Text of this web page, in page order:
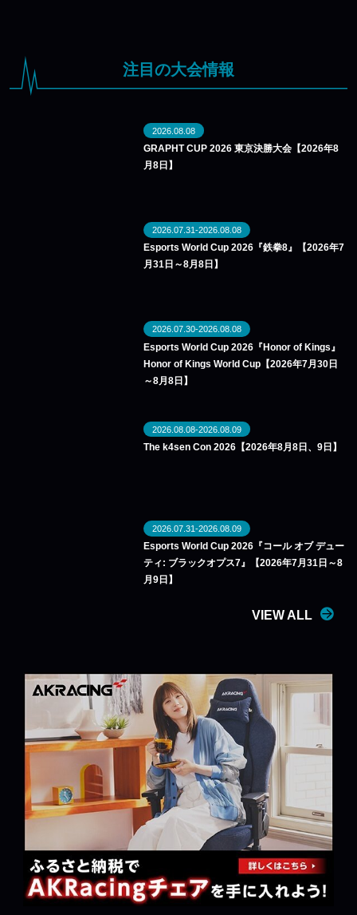
注目の大会情報
2026.08.08
GRAPHT CUP 2026 東京決勝大会【2026年8
月8日】
2026.07.31-2026.08.08
Esports World Cup 2026『鉄拳8』【2026年7
月31日～8月8日】
2026.07.30-2026.08.08
Esports World Cup 2026『Honor of Kings』
Honor of Kings World Cup【2026年7月30日
～8月8日】
2026.08.08-2026.08.09
The k4sen Con 2026【2026年8月8日、9日】
2026.07.31-2026.08.09
Esports World Cup 2026『コール オブ デュー
ティ: ブラックオプス7』【2026年7月31日～8
月9日】
VIEW ALL